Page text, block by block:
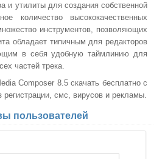
и утилиты для создания собственной
количество высококачественных
инструментов, позволяющих
обладает типичным для редакторов
в себя удобную таймлинию для
частей трека.
Composer 8.5 скачать бесплатно с
регистрации, смс, вирусов и рекламы.
пользователей